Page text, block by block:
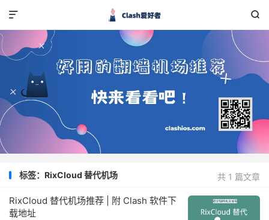


共 1 篇文章
标签：RixCloud 替代机场
RixCloud 替代机场推荐 | 附 Clash 软件下
载地址